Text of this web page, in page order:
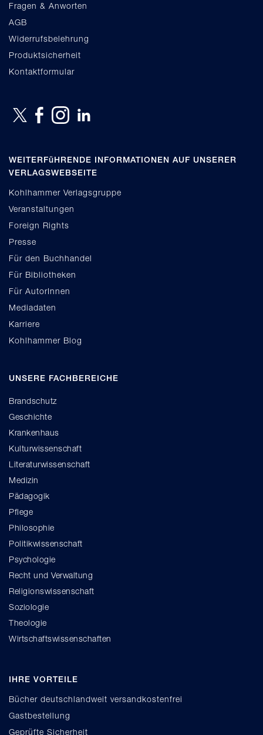
Fragen & Anworten
AGB
Widerrufsbelehrung
Produktsicherheit
Kontaktformular
WEITERFüHRENDE INFORMATIONEN AUF UNSERER
VERLAGSWEBSEITE
Kohlhammer Verlagsgruppe
Veranstaltungen
Foreign Rights
Presse
Für den Buchhandel
Für Bibliotheken
Für AutorInnen
Mediadaten
Karriere
Kohlhammer Blog
UNSERE FACHBEREICHE
Brandschutz
Geschichte
Krankenhaus
Kulturwissenschaft
Literaturwissenschaft
Medizin
Pädagogik
Pflege
Philosophie
Politikwissenschaft
Psychologie
Recht und Verwaltung
Religionswissenschaft
Soziologie
Theologie
Wirtschaftswissenschaften
IHRE VORTEILE
Bücher deutschlandweit versandkostenfrei
Gastbestellung
Geprüfte Sicherheit